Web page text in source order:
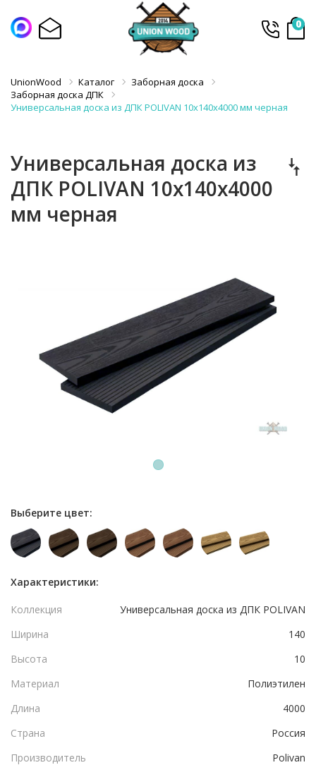
0
UnionWood Каталог
Заборная доска
Заборная доска ДПК
Универсальная доска из ДПК POLIVAN 10х140х4000 мм черная
Универсальная доска из
ДПК POLIVAN 10х140х4000
мм черная
1
Выберите цвет:
Характеристики:
Коллекция
Универсальная доска из ДПК POLIVAN
Ширина
140
Высота
10
Материал
Полиэтилен
Длина
4000
Страна
Россия
Производитель
Polivan